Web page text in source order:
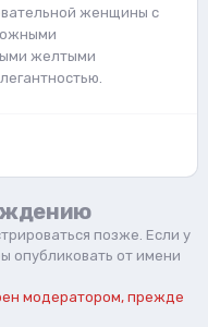
женщины с
желтыми
позже. Если у
опубликовать от имени
модератором, прежде